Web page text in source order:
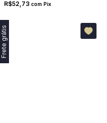
R$52,73 com Pix
Frete grátis